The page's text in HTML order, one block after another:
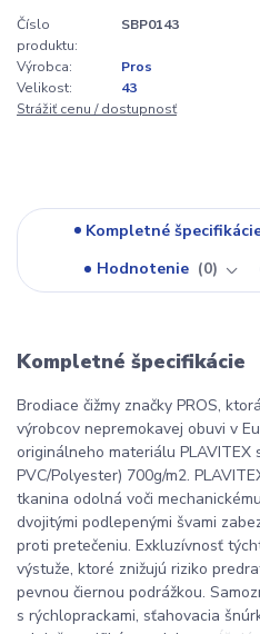
Číslo
produktu:
SBP0143
Výrobca:
Pros
Velikost:
43
Strážiť cenu / dostupnosť
Kompletné
Hodnotenie
0
Kompletné špecifikácie
Brodiace čižmy značky PROS,
výrobcov nepremokavej obuvi v
originálneho materiálu PLAVITEX
PVC/Polyester) 700g/m2.
tkanina odolná voči
dvojitými podlepenými švami
proti pretečeniu. Exkluzívnosť
výstuže, ktoré znižujú riziko
pevnou čiernou podrážkou.
s rýchloprackami, sťahovacia